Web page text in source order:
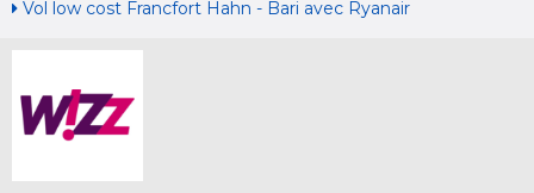
Vol low cost Francfort Hahn - Bari avec Ryanair